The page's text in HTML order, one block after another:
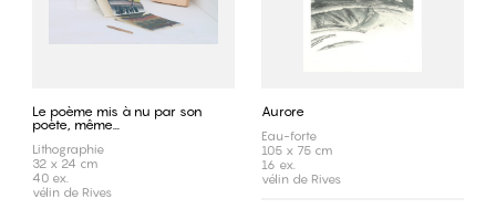
Le poème mis à nu par son
poète, même...
Lithographie
32 x 24 cm
40 ex.
vélin de Rives
Aurore
Eau-forte
105 x 75 cm
16 ex.
vélin de Rives